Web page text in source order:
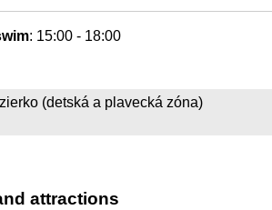
: 15:00 - 18:00
(detská a plavecká zóna)
attractions